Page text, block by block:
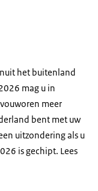
het buitenland
mag u in
meer
bent met uw
uitzondering als u
is gechipt. Lees